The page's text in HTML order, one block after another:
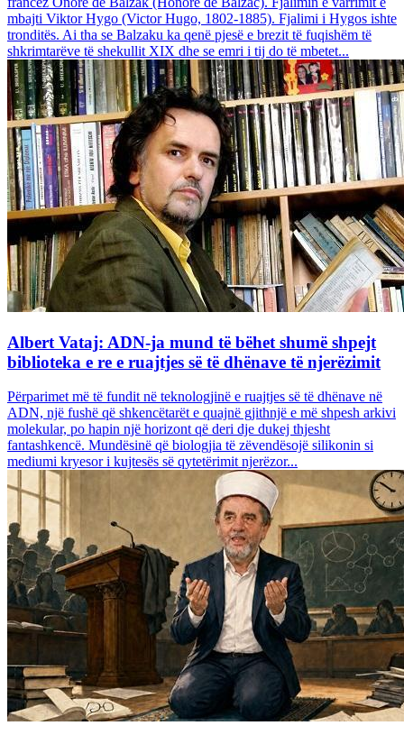
mbajti Viktor Hygo (Victor Hugo, 1802-1885). Fjalimi i Hygos ishte
tronditës. Ai tha se Balzaku ka qenë pjesë e brezit të fuqishëm të
shkrimtarëve të shekullit XIX dhe se emri i tij do të mbetet...
Albert Vataj: ADN-ja mund të bëhet shumë shpejt
biblioteka e re e ruajtjes së të dhënave të njerëzimit
Përparimet më të fundit në teknologjinë e ruajtjes së të dhënave në
ADN, një fushë që shkencëtarët e quajnë gjithnjë e më shpesh arkivi
molekular, po hapin një horizont që deri dje dukej thjesht
fantashkencë. Mundësinë që biologjia të zëvendësojë silikonin si
mediumi kryesor i kujtesës së qytetërimit njerëzor...